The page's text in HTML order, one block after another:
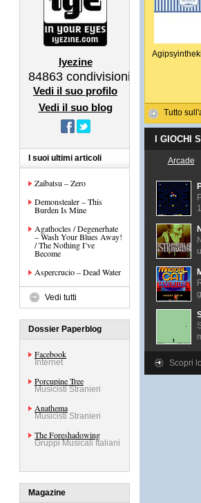
Iyezine
84863 condivisioni
Vedi il suo profilo
Vedi il suo blog
I suoi ultimi articoli
Zaibatsu – Zero
Demonstealer – This
Burden Is Mine
Agathocles / Degenerhate
– Wash Your Blues Away!
/ The Nothing I’ve
Become
Aspercrucio – Dead Water
Vedi tutti
Dossier Paperblog
Facebook
Internet
Porcupine Tree
Musicisti Stranieri
Anathema
Musicisti Stranieri
The Foreshadowing
Gruppi Musicali Italiani
Magazine
Tutto
I GIOCHI
Arcade
Scopri